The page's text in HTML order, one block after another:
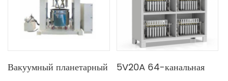
Вакуумный планетарный
5V20A 64-канальная